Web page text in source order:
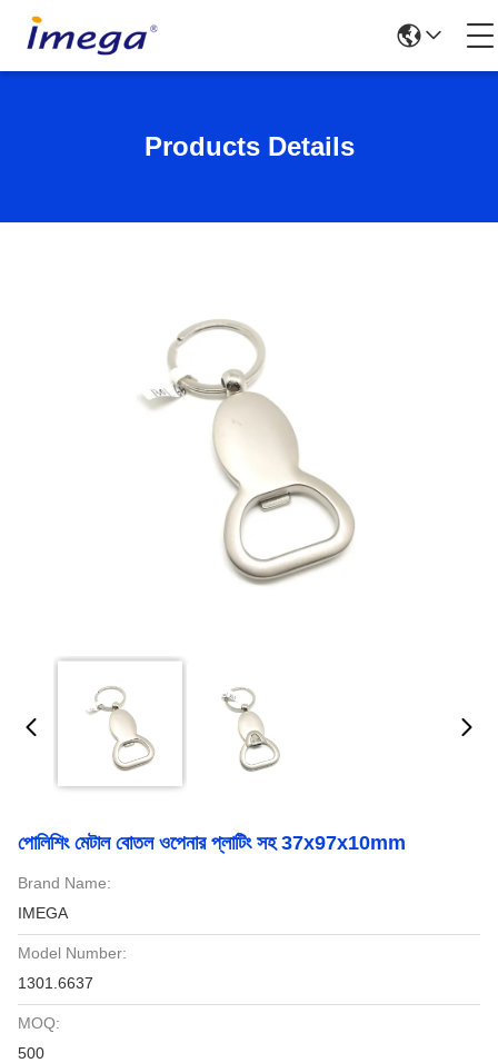
Products Details
পোলিশিং মেটাল বোতল ওপেনার প্লাটিং সহ 37x97x10mm
Brand Name:
IMEGA
Model Number:
1301.6637
MOQ:
500